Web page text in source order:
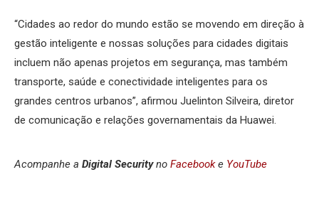
“Cidades ao redor do mundo estão se movendo em direção à
gestão inteligente e nossas soluções para cidades digitais
incluem não apenas projetos em segurança, mas também
transporte, saúde e conectividade inteligentes para os
grandes centros urbanos”, afirmou Juelinton Silveira, diretor
de comunicação e relações governamentais da Huawei.
Acompanhe a Digital Securityno Facebooke YouTube